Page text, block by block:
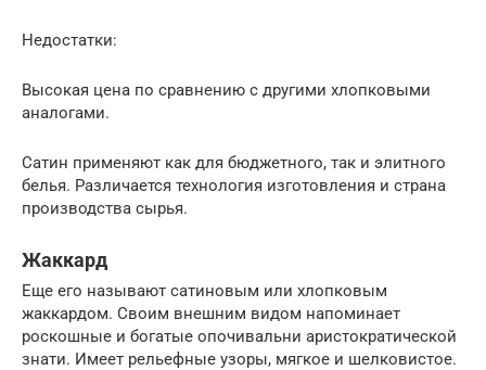
Недостатки:
Высокая цена по сравнению с другими хлопковыми
аналогами.
Сатин применяют как для бюджетного, так и элитного
белья. Различается технология изготовления и страна
производства сырья.
Жаккард
Еще его называют сатиновым или хлопковым
жаккардом. Своим внешним видом напоминает
роскошные и богатые опочивальни аристократической
знати. Имеет рельефные узоры, мягкое и шелковистое.